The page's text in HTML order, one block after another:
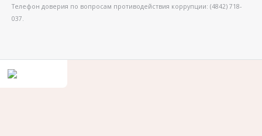
Телефон доверия по вопросам противодействия коррупции: (4842) 718-
037.